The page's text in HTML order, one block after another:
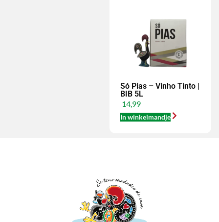
Só Pias – Vinho Tinto |
BIB 5L
14,99
In winkelmandje